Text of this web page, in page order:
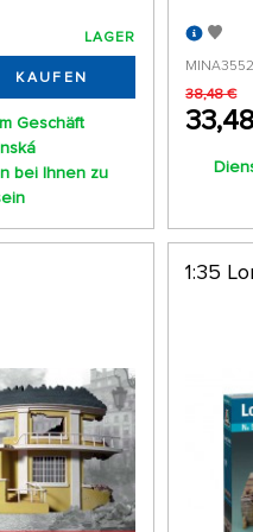
LAGER
KAUFEN
Geschäft
bei Ihnen zu
38,48 €
1:35